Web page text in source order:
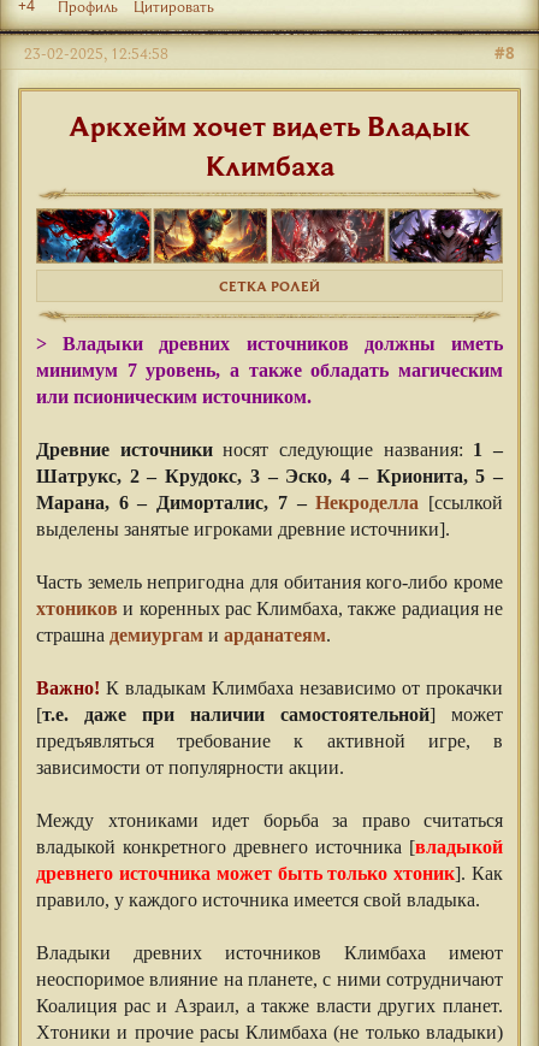
+4 Профиль Цитировать
#8
23-02-2025, 12:54:58
Аркхейм хочет видеть Владык
Климбаха
СЕТКА РОЛЕЙ
> Владыки древних источников должны иметь
минимум 7 уровень, а также обладать магическим
или псионическим источником.
Древние источникиносят следующие названия: 1 –
Шатрукс, 2 – Крудокс, 3 – Эско, 4 – Крионита, 5 –
Марана, 6 – Диморталис, 7 –Некроделла [ссылкой
выделены занятые игроками древние источники].
Часть земель непригодна для обитания кого-либо кроме
хтоников и коренных рас Климбаха, также радиация не
страшна демиургам и арданатеям.
Важно! К владыкам Климбаха независимо от прокачки
[т.е. даже при наличии самостоятельной] может
предъявляться требование к активной игре, в
зависимости от популярности акции.
Между хтониками идет борьба за право считаться
владыкой конкретного древнего источника [владыкой
древнего источника может быть только хтоник]. Как
правило, у каждого источника имеется свой владыка.
Владыки древних источников Климбаха имеют
неоспоримое влияние на планете, с ними сотрудничают
Коалиция рас и Азраил, а также власти других планет.
Хтоники и прочие расы Климбаха (не только владыки)